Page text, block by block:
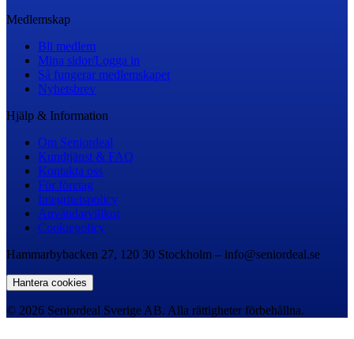
Medlemskap
Bli medlem
Mina sidor/Logga in
Så fungerar medlemskapet
Nyhetsbrev
Hjälp & Information
Om Seniordeal
Kundtjänst & FAQ
Kontakta oss
För företag
Integritetspolicy
Användarvillkor
Cookiepolicy
Hammarbybacken 27, 120 30 Stockholm – info@seniordeal.se
Hantera cookies
© 2026 Seniordeal Sverige AB. Alla rättigheter förbehållna.